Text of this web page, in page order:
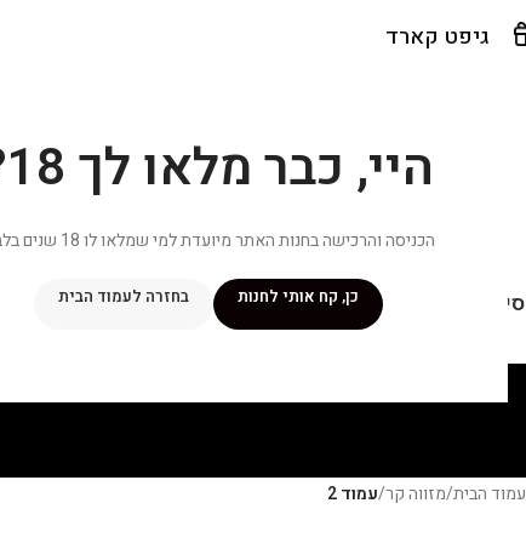
היי, כבר מלאו לך 18?
הכניסה והרכישה בחנות האתר מיועדת למי שמלאו לו 18 שנים בלבד.
כן, קח אותי לחנות בחזרה לעמוד הבית
גיפט קארד
שלי מתכוניםמנוי ״אליטה פלוס״חנותפרסומים במדיה
עמוד הבית/מזווה קר/עמוד 2